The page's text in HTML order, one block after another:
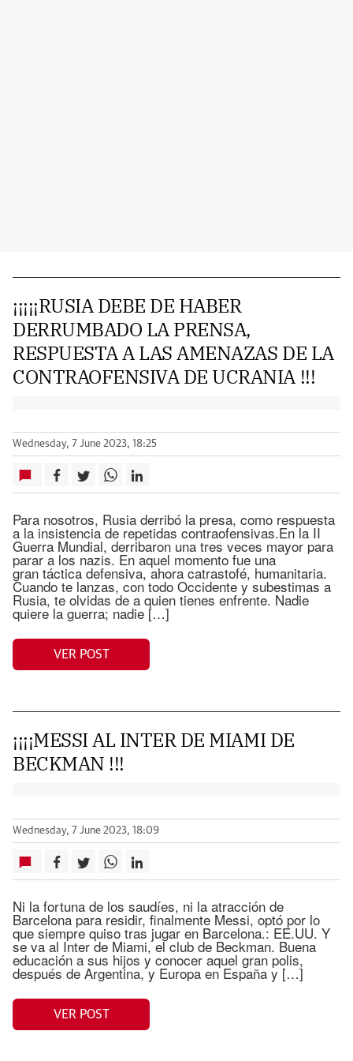
¡¡¡¡¡RUSIA DEBE DE HABER
DERRUMBADO LA PRENSA,
RESPUESTA A LAS AMENAZAS DE LA
CONTRAOFENSIVA DE UCRANIA !!!
Wednesday, 7 June 2023, 18:25
Para nosotros, Rusia derribó la presa, como respuesta
a la insistencia de repetidas contraofensivas.En la II
Guerra Mundial, derribaron una tres veces mayor para
parar a los nazis. En aquel momento fue una
gran táctica defensiva, ahora catrastofé, humanitaria.
Cuando te lanzas, con todo Occidente y subestimas a
Rusia, te olvidas de a quien tienes enfrente. Nadie
quiere la guerra; nadie […]
VER POST
¡¡¡¡MESSI AL INTER DE MIAMI DE
BECKMAN !!!
Wednesday, 7 June 2023, 18:09
Ni la fortuna de los saudíes, ni la atracción de
Barcelona para residir, finalmente Messi, optó por lo
que siempre quiso tras jugar en Barcelona.: EE.UU. Y
se va al Inter de Miami, el club de Beckman. Buena
educación a sus hijos y conocer aquel gran polis,
después de Argentina, y Europa en España y […]
VER POST